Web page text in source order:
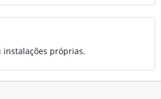
instalações próprias.